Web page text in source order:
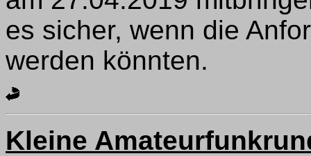
es sicher, wenn die
werden könnten.
Kleine